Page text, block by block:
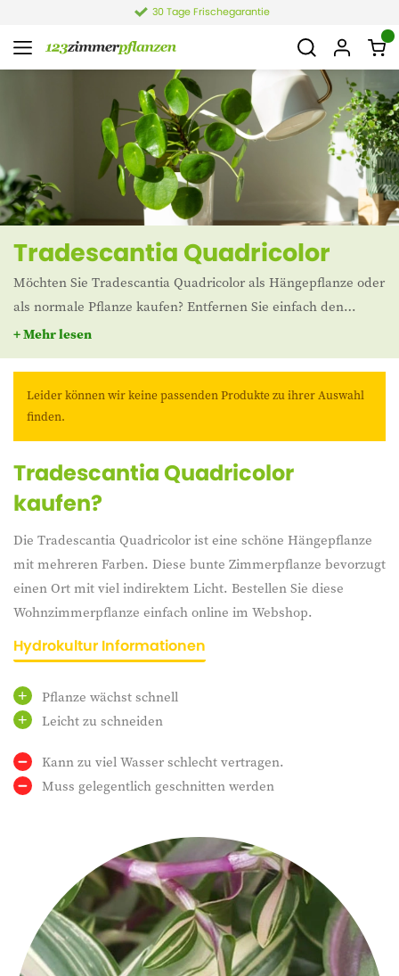
30 Tage Frischegarantie
Tradescantia Quadricolor
Möchten Sie Tradescantia Quadricolor als Hängepflanze oder
als normale Pflanze kaufen? Entfernen Sie einfach den
Anhänger und platzieren Sie die Tradescantia Quadricolor
zum Beispiel in einem höheren Pflanzgefäß. Die Gottesaugen
erhältlich.
+ Mehr lesen
Leider können wir keine passenden Produkte zu ihrer Auswahl
finden.
Tradescantia Quadricolor
kaufen?
Die Tradescantia Quadricolor ist eine schöne Hängepflanze
mit mehreren Farben. Diese bunte Zimmerpflanze bevorzugt
einen Ort mit viel indirektem Licht. Bestellen Sie diese
Wohnzimmerpflanze einfach online im Webshop.
Hydrokultur Informationen
Pflanze wächst schnell
Leicht zu schneiden
Kann zu viel Wasser schlecht vertragen.
Muss gelegentlich geschnitten werden